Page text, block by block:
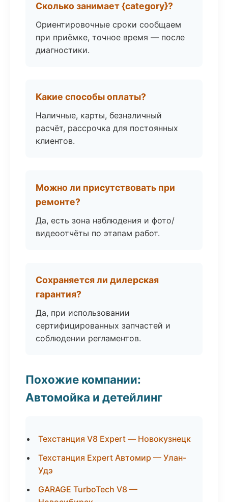
Сколько занимает {category}?
Ориентировочные сроки сообщаем
при приёмке, точное время — после
диагностики.
Какие способы оплаты?
Наличные, карты, безналичный
расчёт, рассрочка для постоянных
клиентов.
Можно ли присутствовать при
ремонте?
Да, есть зона наблюдения и фото/
видеоотчёты по этапам работ.
Сохраняется ли дилерская
гарантия?
Да, при использовании
сертифицированных запчастей и
соблюдении регламентов.
Похожие компании:
Автомойка и детейлинг
Техстанция V8 Expert — Новокузнецк
Техстанция Expert Автомир — Улан-
Удэ
GARAGE TurboTech V8 —